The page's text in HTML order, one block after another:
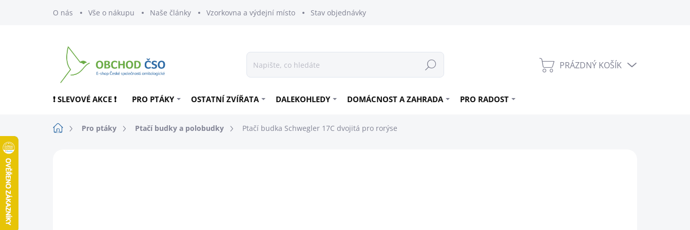
O nás Vše o nákupu Naše články Vzorkovna a výdejní místo Stav objednávky
Hledat NÁKUPNÍ
PRÁZDNÝ KOŠÍK
❗ SLEVOVÉ AKCE ❗ PRO PTÁKY OSTATNÍ ZVÍŘATA DALEKOHLEDY DOMÁCNOST A ZAHRADA PRO RADOST
DomůPro ptáky Ptačí budky a polobudky Ptačí budka Schwegler 17C dvojitá pro rorýse